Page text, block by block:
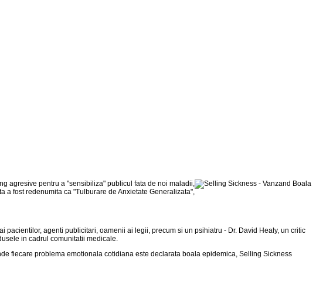
agresive pentru a "sensibiliza" publicul fata de noi maladii,
a fost redenumita ca "Tulburare de Anxietate Generalizata",
pacientilor, agenti publicitari, oamenii ai legii, precum si un psihiatru - Dr. David Healy, un critic
in cadrul comunitatii medicale.
fiecare problema emotionala cotidiana este declarata boala epidemica, Selling Sickness